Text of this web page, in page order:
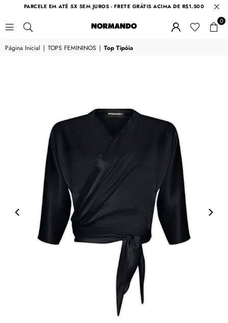
PARCELE EM ATÉ 5X SEM JUROS - FRETE GRÁTIS ACIMA DE R$1.500
NORMANDO
0
Página Inicial | TOPS FEMININOS | Top Tipóia